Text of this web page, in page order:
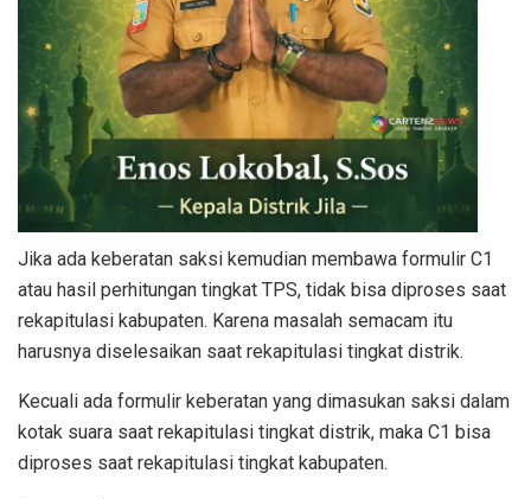
Jika ada keberatan saksi kemudian membawa formulir C1
atau hasil perhitungan tingkat TPS, tidak bisa diproses saat
rekapitulasi kabupaten. Karena masalah semacam itu
harusnya diselesaikan saat rekapitulasi tingkat distrik.
Kecuali ada formulir keberatan yang dimasukan saksi dalam
kotak suara saat rekapitulasi tingkat distrik, maka C1 bisa
diproses saat rekapitulasi tingkat kabupaten.